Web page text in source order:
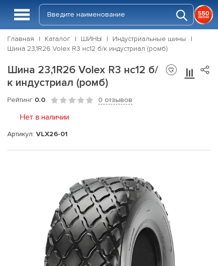
Главная Каталог ШИНЫ
Индустриальные шины
Шина 23,1R26 Volex R3 нс12 б/к индустриал (ромб)
Шина 23,1R26 Volex R3 нс12 б/
к индустриал (ромб)
Рейтинг 0.0 0 отзывов
Нет в наличии
Артикул: VLX26-01